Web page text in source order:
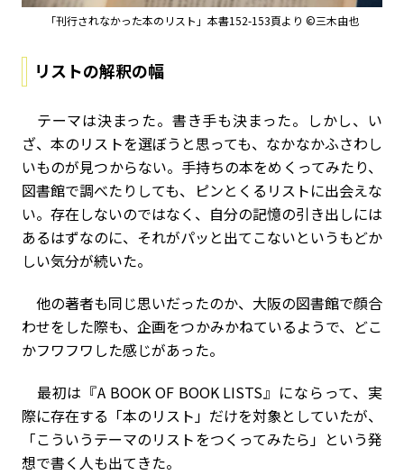
「刊行されなかった本のリスト」本書152-153頁より ©三木由也
リストの解釈の幅
テーマは決まった。書き手も決まった。しかし、い
ざ、本のリストを選ぼうと思っても、なかなかふさわし
いものが見つからない。手持ちの本をめくってみたり、
図書館で調べたりしても、ピンとくるリストに出会えな
い。存在しないのではなく、自分の記憶の引き出しには
あるはずなのに、それがパッと出てこないというもどか
しい気分が続いた。
他の著者も同じ思いだったのか、大阪の図書館で顔合
わせをした際も、企画をつかみかねているようで、どこ
かフワフワした感じがあった。
最初は『A BOOK OF BOOK LISTS』にならって、実
際に存在する「本のリスト」だけを対象としていたが、
「こういうテーマのリストをつくってみたら」という発
想で書く人も出てきた。